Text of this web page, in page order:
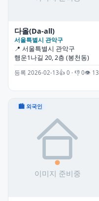
다올(Da-all)
서울특별시 관악구
📍 서울특별시 관악구
행운1나길 20, 2층 (봉천동)
등록 2026-02-13👍 0 · 👎 0👁 13
🏙 외국인